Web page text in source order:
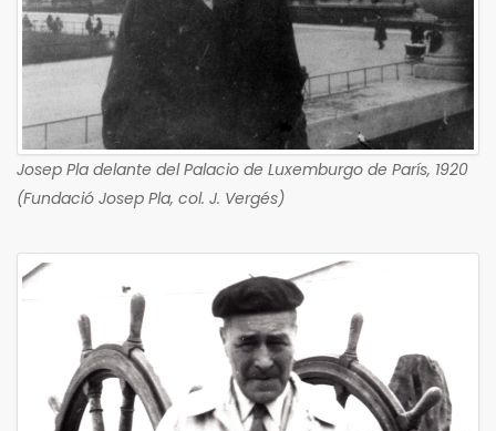
Josep Pla delante del Palacio de Luxemburgo de París, 1920
(Fundació Josep Pla, col. J. Vergés)